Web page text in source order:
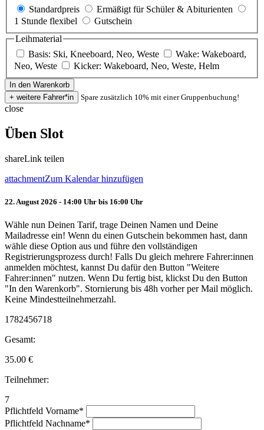
Standardpreis
Ermäßigt für Schüler & Abiturienten
1 Stunde flexibel
Gutschein
Leihmaterial
Basis: Ski, Kneeboard, Neo, Weste
Wake: Wakeboard,
Neo, Weste
Kicker: Wakeboard, Neo, Weste, Helm
Spare zusätzlich 10% mit einer Gruppenbuchung!
close
Üben Slot
shareLink teilen
attachmentZum Kalendar hinzufügen
22. August 2026 - 14:00 Uhr bis 16:00 Uhr
Wähle nun Deinen Tarif, trage Deinen Namen und Deine
Mailadresse ein! Wenn du einen Gutschein bekommen hast, dann
wähle diese Option aus und führe den vollständigen
Registrierungsprozess durch! Falls Du gleich mehrere Fahrer:innen
anmelden möchtest, kannst Du dafür den Button "Weitere
Fahrer:innen" nutzen. Wenn Du fertig bist, klickst Du den Button
"In den Warenkorb". Stornierung bis 48h vorher per Mail möglich.
Keine Mindestteilnehmerzahl.
1782456718
Gesamt:
35.00 €
Teilnehmer:
7
Pflichtfeld Vorname*
Pflichtfeld Nachname*